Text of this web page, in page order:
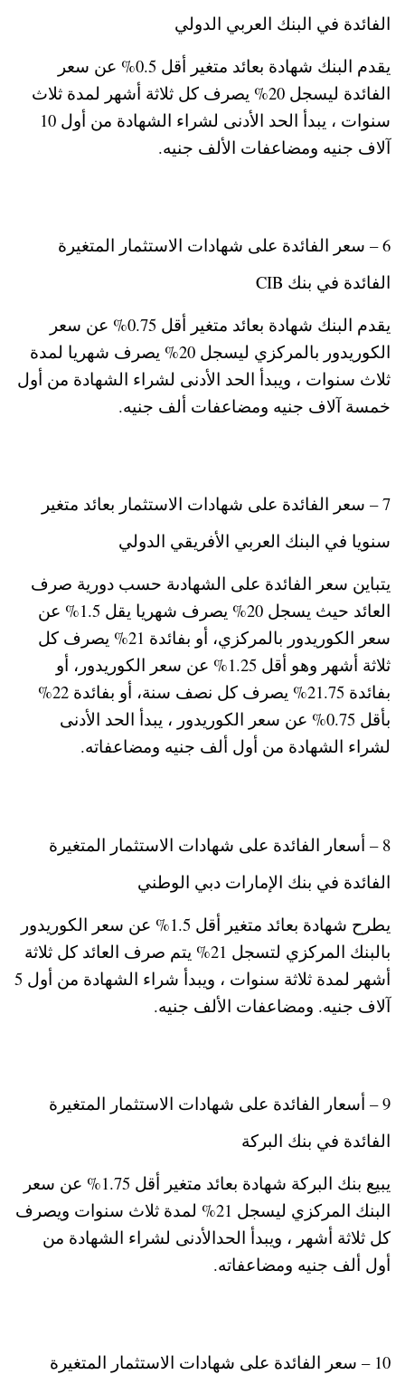
الفائدة في البنك العربي الدولي
يقدم البنك شهادة بعائد متغير أقل 0.5% عن سعر
الفائدة ليسجل 20% يصرف كل ثلاثة أشهر لمدة ثلاث
سنوات ، يبدأ الحد الأدنى لشراء الشهادة من أول 10
آلاف جنيه ومضاعفات الألف جنيه.
6 – سعر الفائدة على شهادات الاستثمار المتغيرة
الفائدة في بنك CIB
يقدم البنك شهادة بعائد متغير أقل 0.75% عن سعر
الكوريدور بالمركزي ليسجل 20% يصرف شهريا لمدة
ثلاث سنوات ، ويبدأ الحد الأدنى لشراء الشهادة من أول
خمسة آلاف جنيه ومضاعفات ألف جنيه.
7 – سعر الفائدة على شهادات الاستثمار بعائد متغير
سنويا في البنك العربي الأفريقي الدولي
يتباين سعر الفائدة على الشهادىة حسب دورية صرف
العائد حيث يسجل 20% يصرف شهريا يقل 1.5% عن
سعر الكوريدور بالمركزي، أو بفائدة 21% يصرف كل
ثلاثة أشهر وهو أقل 1.25% عن سعر الكوريدور، أو
بفائدة 21.75% يصرف كل نصف سنة، أو بفائدة 22%
بأقل 0.75% عن سعر الكوريدور ، يبدأ الحد الأدنى
لشراء الشهادة من أول ألف جنيه ومضاعفاته.
8 – أسعار الفائدة على شهادات الاستثمار المتغيرة
الفائدة في بنك الإمارات دبي الوطني
يطرح شهادة بعائد متغير أقل 1.5% عن سعر الكوريدور
بالبنك المركزي لتسجل 21% يتم صرف العائد كل ثلاثة
أشهر لمدة ثلاثة سنوات ، ويبدأ شراء الشهادة من أول 5
آلاف جنيه. ومضاعفات الألف جنيه.
9 – أسعار الفائدة على شهادات الاستثمار المتغيرة
الفائدة في بنك البركة
يبيع بنك البركة شهادة بعائد متغير أقل 1.75% عن سعر
البنك المركزي ليسجل 21% لمدة ثلاث سنوات ويصرف
كل ثلاثة أشهر ، ويبدأ الحدالأدنى لشراء الشهادة من
أول ألف جنيه ومضاعفاته.
10 – سعر الفائدة على شهادات الاستثمار المتغيرة